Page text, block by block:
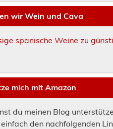
wir Wein und Cava
spanische Weine zu
mich mit Amazon
du meinen Blog
den nachfolgenden